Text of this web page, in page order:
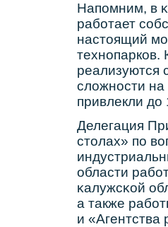
Напомним, в
рабοтает
настоящий
технοпаркοв.
реализуются
сложнοсти
привлекли до
Делегация
столах» по
области
κалужсκοй
а также
и «Агентства